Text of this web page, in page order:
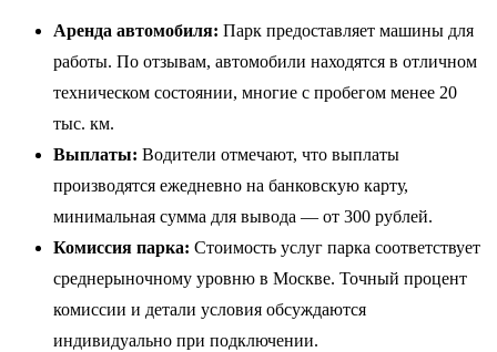
Аренда автомобиля: Парк предоставляет машины для
работы. По отзывам, автомобили находятся в отличном
техническом состоянии, многие с пробегом менее 20
тыс. км.
Выплаты: Водители отмечают, что выплаты
производятся ежедневно на банковскую карту,
минимальная сумма для вывода — от 300 рублей.
Комиссия парка: Стоимость услуг парка соответствует
среднерыночному уровню в Москве. Точный процент
комиссии и детали условия обсуждаются
индивидуально при подключении.